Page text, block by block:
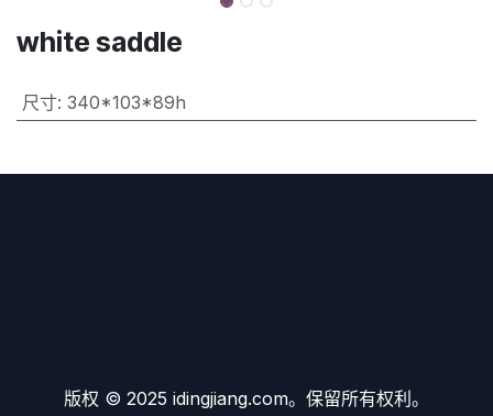
white saddle
尺寸: 340*103*89h
版权 © 2025 idingjiang.com。保留所有权利。